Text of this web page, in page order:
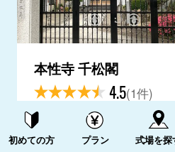
本性寺 千松閣
4.5(1件)
問題はなかった。標
資料請求する
初めての方 プラン 式場を探